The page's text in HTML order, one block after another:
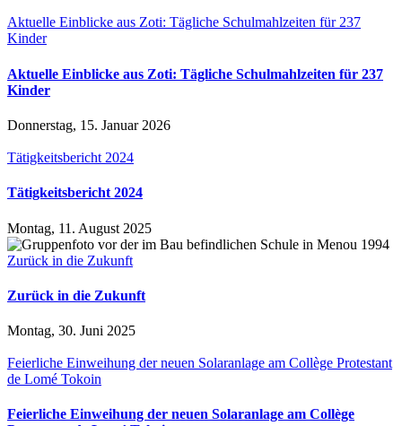
Aktuelle Einblicke aus Zoti: Tägliche Schulmahlzeiten für 237
Kinder
Aktuelle Einblicke aus Zoti: Tägliche Schulmahlzeiten für 237
Kinder
Donnerstag, 15. Januar 2026
Tätigkeitsbericht 2024
Tätigkeitsbericht 2024
Montag, 11. August 2025
Zurück in die Zukunft
Zurück in die Zukunft
Montag, 30. Juni 2025
Feierliche Einweihung der neuen Solaranlage am Collège Protestant
de Lomé Tokoin
Feierliche Einweihung der neuen Solaranlage am Collège